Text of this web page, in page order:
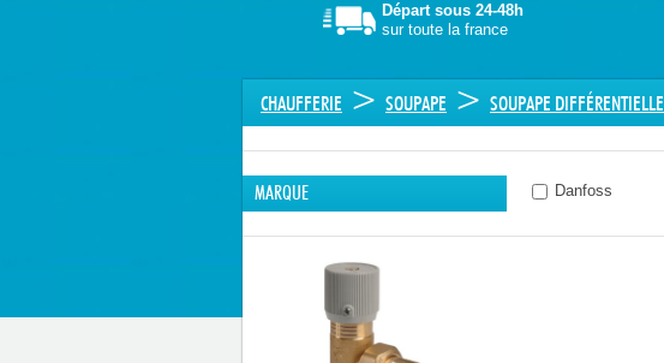
Départ sous 24-48h
sur toute la france
CHAUFFERIE > SOUPAPE > SOUPAPE DIFFÉRENTIELLE
MARQUE Danfoss